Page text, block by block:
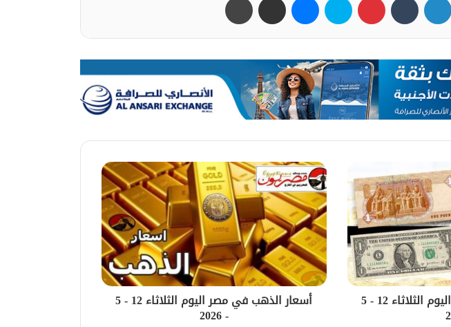
أسعار الدولار في مصر اليوم الثلاثاء 12 - 5 أسعار الذهب في مصر اليوم الثلاثاء 12 - 5
- 2026